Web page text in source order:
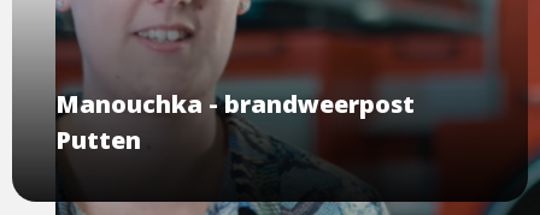
Manouchka - brandweerpost
Putten